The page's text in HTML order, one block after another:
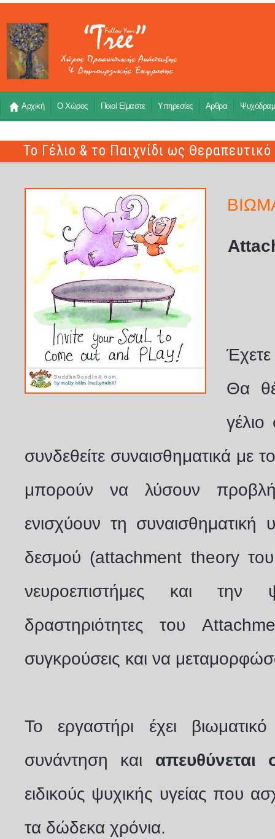
Αρχική Ο Χώρος Ποιοί Είμαστε Υπηρεσίες Αρθρα
Το Γέλιο & το Παιχνίδι ως
Θα
συνδεθείτε συναισθηματικά με
μπορούν να λύσουν
ενισχύουν τη
δεσμού (attachment theory
νευροεπιστήμες και την
δραστηριότητες του
συγκρούσεις και να
Το εργαστήρι έχει
συνάντηση και
ειδικούς ψυχικής υγείας που
τα δώδεκα χρόνια.